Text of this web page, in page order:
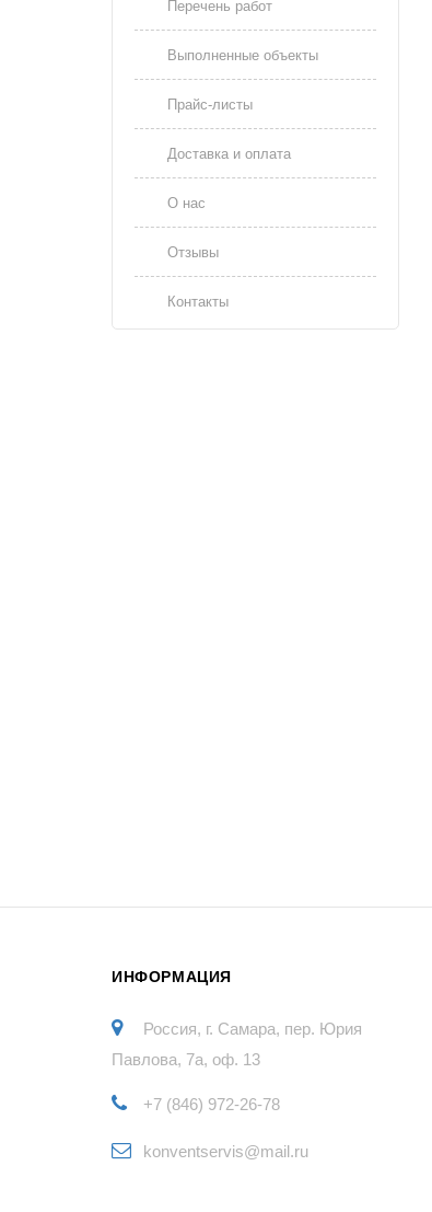
Перечень работ
Выполненные объекты
Прайс-листы
Доставка и оплата
О нас
Отзывы
Контакты
ИНФОРМАЦИЯ
Россия, г. Самара, пер. Юрия
Павлова, 7а, оф. 13
+7 (846) 972-26-78
konventservis@mail.ru